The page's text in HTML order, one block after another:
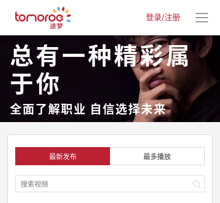
登录/注册
总有一种精彩属
于你
全面了解职业 自信选择未来
最新发布 最多播放